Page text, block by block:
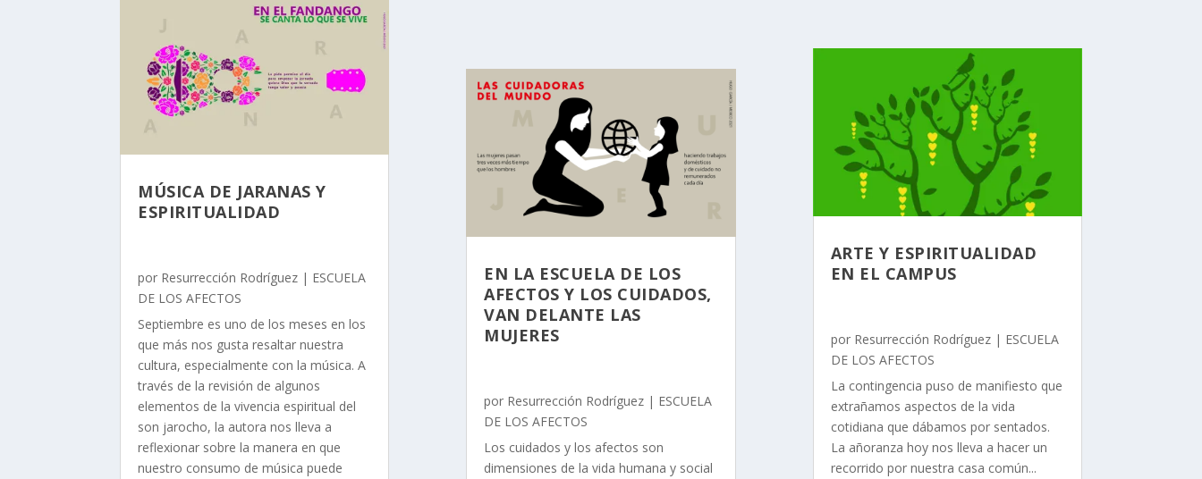
MÚSICA DE JARANAS Y
ESPIRITUALIDAD
por Resurrección Rodríguez | ESCUELA
DE LOS AFECTOS
Septiembre es uno de los meses en los
que más nos gusta resaltar nuestra
cultura, especialmente con la música. A
través de la revisión de algunos
elementos de la vivencia espiritual del
son jarocho, la autora nos lleva a
reflexionar sobre la manera en que
nuestro consumo de música puede
EN LA ESCUELA DE LOS
AFECTOS Y LOS CUIDADOS,
VAN DELANTE LAS
MUJERES
por Resurrección Rodríguez | ESCUELA
DE LOS AFECTOS
Los cuidados y los afectos son
dimensiones de la vida humana y social
ARTE Y ESPIRITUALIDAD
EN EL CAMPUS
por Resurrección Rodríguez| ESCUELA
DE LOS AFECTOS
La contingencia puso de manifiesto que
extrañamos aspectos de la vida
cotidiana que dábamos por sentados.
La añoranza hoy nos lleva a hacer un
recorrido por nuestra casa común...